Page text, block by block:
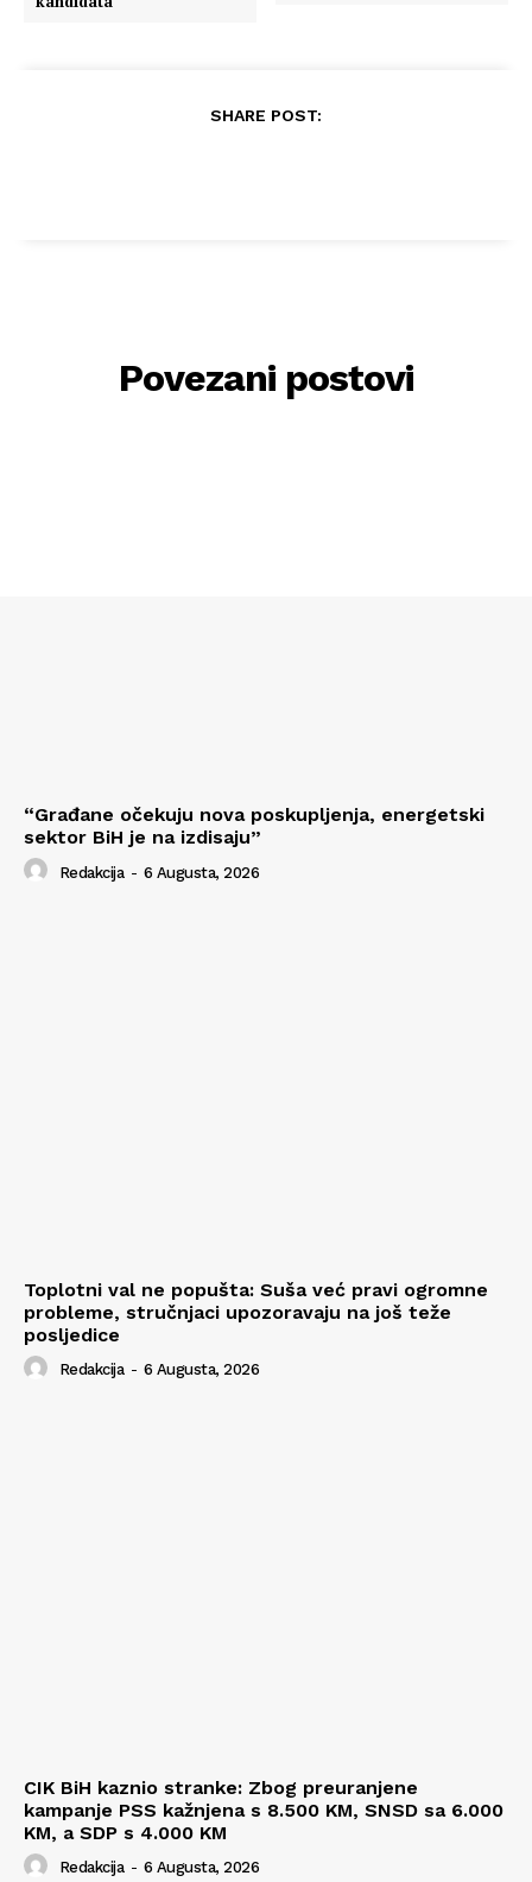
SHARE POST:
Povezani postovi
“Građane očekuju nova poskupljenja, energetski
sektor BiH je na izdisaju”
Redakcija - 6 Augusta, 2026
Toplotni val ne popušta: Suša već pravi ogromne
probleme, stručnjaci upozoravaju na još teže
posljedice
Redakcija - 6 Augusta, 2026
CIK BiH kaznio stranke: Zbog preuranjene
kampanje PSS kažnjena s 8.500 KM, SNSD sa 6.000
KM, a SDP s 4.000 KM
Redakcija - 6 Augusta, 2026